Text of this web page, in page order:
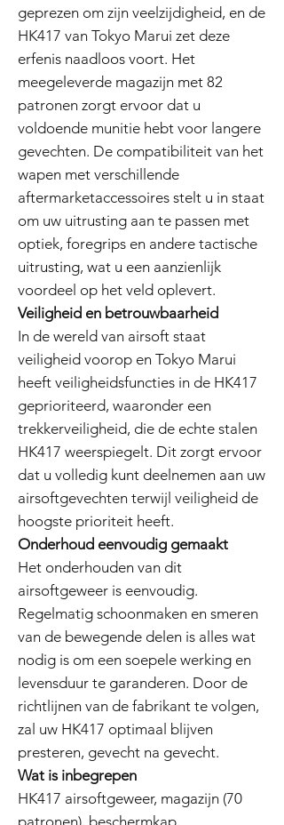
geprezen om zijn veelzijdigheid, en de
HK417 van Tokyo Marui zet deze
erfenis naadloos voort. Het
meegeleverde magazijn met 82
patronen zorgt ervoor dat u
voldoende munitie hebt voor langere
gevechten. De compatibiliteit van het
wapen met verschillende
aftermarketaccessoires stelt u in staat
om uw uitrusting aan te passen met
optiek, foregrips en andere tactische
uitrusting, wat u een aanzienlijk
voordeel op het veld oplevert.
Veiligheid en betrouwbaarheid
In de wereld van airsoft staat
veiligheid voorop en Tokyo Marui
heeft veiligheidsfuncties in de HK417
geprioriteerd, waaronder een
trekkerveiligheid, die de echte stalen
HK417 weerspiegelt. Dit zorgt ervoor
dat u volledig kunt deelnemen aan uw
airsoftgevechten terwijl veiligheid de
hoogste prioriteit heeft.
Onderhoud eenvoudig gemaakt
Het onderhouden van dit
airsoftgeweer is eenvoudig.
Regelmatig schoonmaken en smeren
van de bewegende delen is alles wat
nodig is om een soepele werking en
levensduur te garanderen. Door de
richtlijnen van de fabrikant te volgen,
zal uw HK417 optimaal blijven
presteren, gevecht na gevecht.
Wat is inbegrepen
HK417 airsoftgeweer, magazijn (70